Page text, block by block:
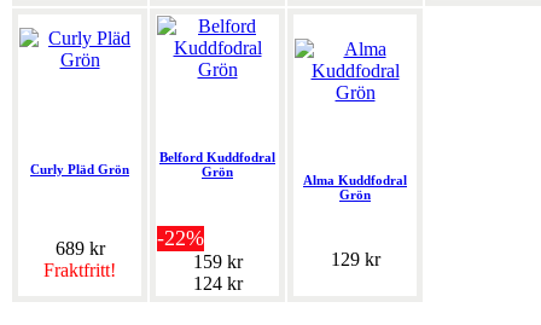
Curly Pläd Grön
689 kr
Fraktfritt!
Belford Kuddfodral
Grön
-22%
159 kr
124 kr
Alma Kuddfodral
Grön
129 kr